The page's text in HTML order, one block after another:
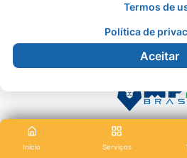
Início Serviços
©2026 - Prefeitura Municipal
direitos
Termos de
Política de
Aceitar